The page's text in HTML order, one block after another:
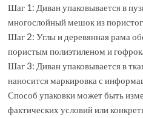
Шаг 1: Диван упаковывается в
многослойный мешок из
Шаг 2: Углы и деревянная рама
пористым полиэтиленом и
Шаг 3: Диван упаковывается в
наносится маркировка с
Способ упаковки может быть
фактических условий или